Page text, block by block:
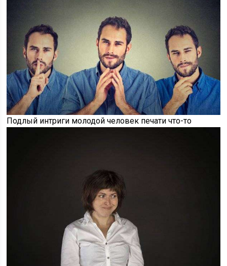
Подлый интриги молодой человек печати что-то